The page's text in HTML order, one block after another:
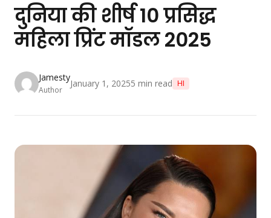
दुनिया की शीर्ष 10 प्रसिद्ध
महिला प्रिंट मॉडल 2025
Jamesty
Author
January 1, 20255 min read HI